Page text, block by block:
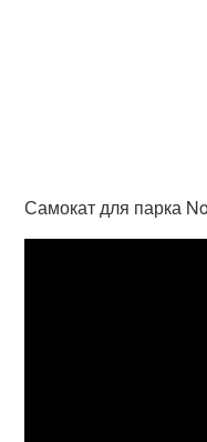
Самокат для парка